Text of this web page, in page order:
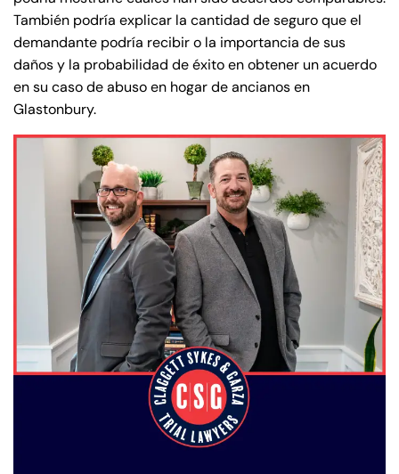
También podría explicar la cantidad de seguro que el
demandante podría recibir o la importancia de sus
daños y la probabilidad de éxito en obtener un acuerdo
en su caso de abuso en hogar de ancianos en
Glastonbury.